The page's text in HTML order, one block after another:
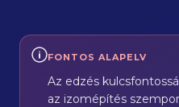
FONTOS ALAPELV
Az edzés
az izomépítés